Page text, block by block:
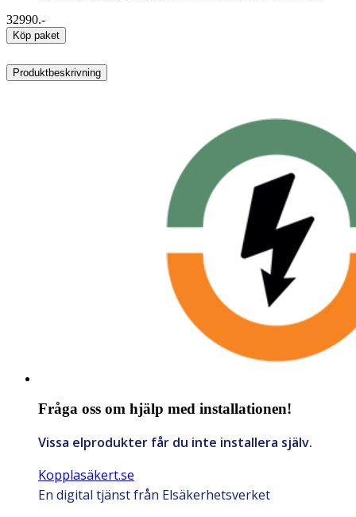
32990.-
Köp paket
Produktbeskrivning
Fråga oss om hjälp med installationen!
Vissa elprodukter får du inte installera själv.
Kopplasäkert.se
En digital tjänst från Elsäkerhetsverket